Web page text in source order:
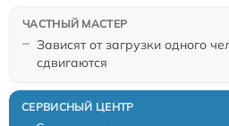
Зависят от загрузки одного
сдвигаются